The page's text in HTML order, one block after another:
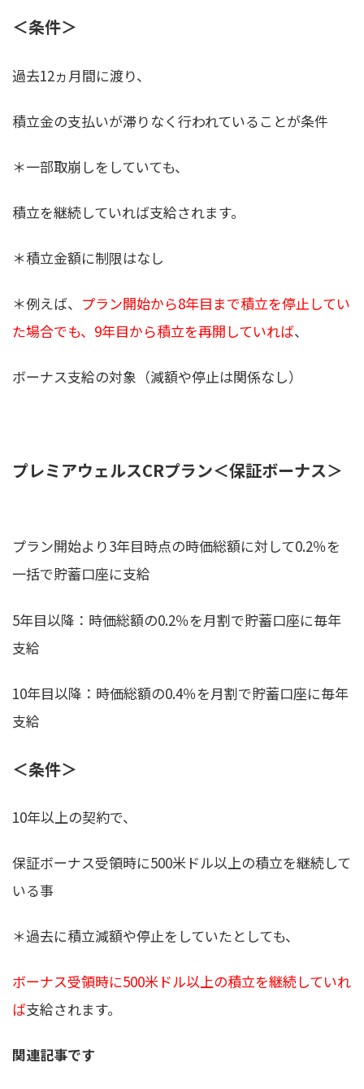
＜条件＞
過去12ヵ月間に渡り、
積立金の支払いが滞りなく行われていることが条件
＊一部取崩しをしていても、
積立を継続していれば支給されます。
＊積立金額に制限はなし
＊例えば、 プラン開始から8年目まで積立を停止してい
た場合でも、9年目から積立を再開していれば、
ボーナス支給の対象（減額や停止は関係なし）
プレミアウェルスCRプラン＜保証ボーナス＞
プラン開始より3年目時点の時価総額に対して0.2％を
一括で貯蓄口座に支給
5年目以降：時価総額の0.2％を月割で貯蓄口座に毎年
支給
10年目以降：時価総額の0.4％を月割で貯蓄口座に毎年
支給
＜条件＞
10年以上の契約で、
保証ボーナス受領時に500米ドル以上の積立を継続して
いる事
＊過去に積立減額や停止をしていたとしても、
ボーナス受領時に500米ドル以上の積立を継続していれ
ば支給されます。
関連記事です